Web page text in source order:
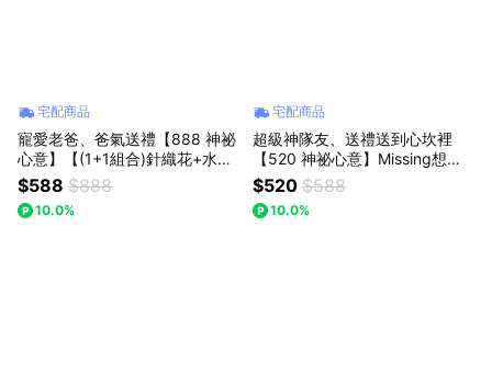
宅配商品
寵愛老爸、爸氣送禮【888 神祕
心意】【(1+1組合)針織花+水晶
熊】｜【Missing想念你】｜黃
色勿忘我針織花+皇冠水晶熊 :
七夕情人節/父親節(預購)
$588 $888
10.0%
宅配商品
超級神隊友、送禮送到心坎裡
【520 神祕心意】Missing想念
你｜(迷你口袋花束) 向日葵花
束：獨一無二的浪漫，以後都陪
你走花路
$520 $588
10.0%